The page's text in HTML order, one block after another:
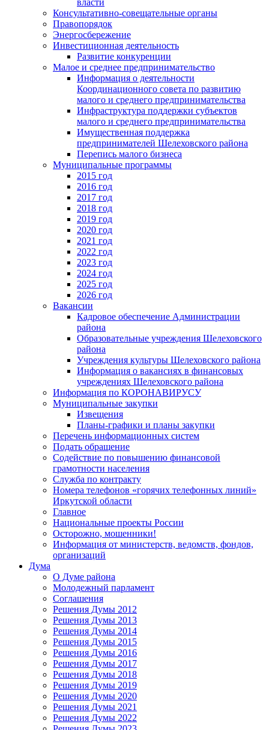
Консультативно-совещательные органы
Правопорядок
Энергосбережение
Инвестиционная деятельность
Развитие конкуренции
Малое и среднее предпринимательство
Информация о деятельности
Координационного совета по развитию
малого и среднего предпринимательства
Инфраструктура поддержки субъектов
малого и среднего предпринимательства
Имущественная поддержка
предпринимателей Шелеховского района
Перепись малого бизнеса
Муниципальные программы
2015 год
2016 год
2017 год
2018 год
2019 год
2020 год
2021 год
2022 год
2023 год
2024 год
2025 год
2026 год
Вакансии
Кадровое обеспечение Администрации
района
Образовательные учреждения Шелеховского
района
Учреждения культуры Шелеховского района
Информация о вакансиях в финансовых
учреждениях Шелеховского района
Информация по КОРОНАВИРУСУ
Муниципальные закупки
Извещения
Планы-графики и планы закупки
Перечень информационных систем
Подать обращение
Содействие по повышению финансовой
грамотности населения
Служба по контракту
Номера телефонов «горячих телефонных линий»
Иркутской области
Главное
Национальные проекты России
Осторожно, мошенники!
Информация от министерств, ведомств, фондов,
организаций
Дума
О Думе района
Молодежный парламент
Соглашения
Решения Думы 2012
Решения Думы 2013
Решения Думы 2014
Решения Думы 2015
Решения Думы 2016
Решения Думы 2017
Решения Думы 2018
Решения Думы 2019
Решения Думы 2020
Решения Думы 2021
Решения Думы 2022